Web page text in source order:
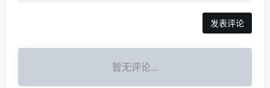
暂无评论...